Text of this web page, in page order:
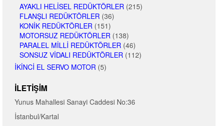
AYAKLI HELISEL REDÜKTÖRLER (215)
FLANŞLI REDÜKTÖRLER (36)
KONIK REDÜKTÖRLER (151)
MOTORSUZ REDÜKTÖRLER (138)
PARALEL MILLI REDÜKTÖRLER (46)
SONSUZ VIDALI REDÜKTÖRLER (112)
İKINCI EL SERVO MOTOR (5)
İLETIŞIM
Yunus Mahallesi Sanayi Caddesi No:36
İstanbul/Kartal